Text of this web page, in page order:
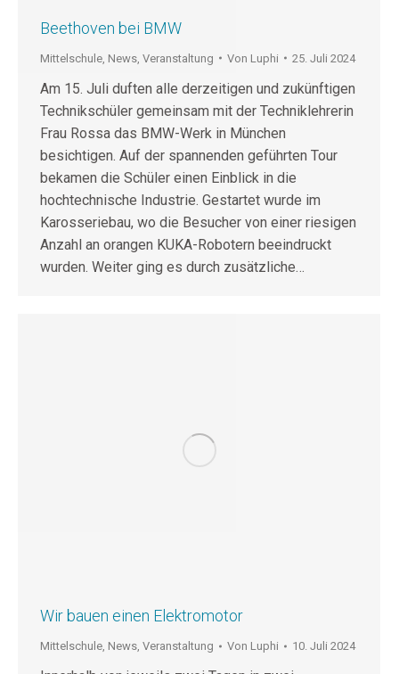
Beethoven bei BMW
Mittelschule News Veranstaltung Von Luphi 25. Juli 2024
Am 15. Juli duften alle derzeitigen und zukünftigen
Technikschüler gemeinsam mit der Techniklehrerin
Frau Rossa das BMW-Werk in München
besichtigen. Auf der spannenden geführten Tour
bekamen die Schüler einen Einblick in die
hochtechnische Industrie. Gestartet wurde im
Karosseriebau, wo die Besucher von einer riesigen
Anzahl an orangen KUKA-Robotern beeindruckt
wurden. Weiter ging es durch zusätzliche…
Wir bauen einen Elektromotor
Mittelschule, News, Veranstaltung Von Luphi 10. Juli 2024